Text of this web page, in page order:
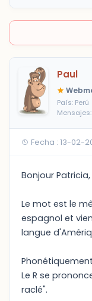
Paul
País: Perú
Mensajes:
Fecha : 13-02-
Bonjour Patricia,
Le mot est le
espagnol et
langue
Le R se
raclé".